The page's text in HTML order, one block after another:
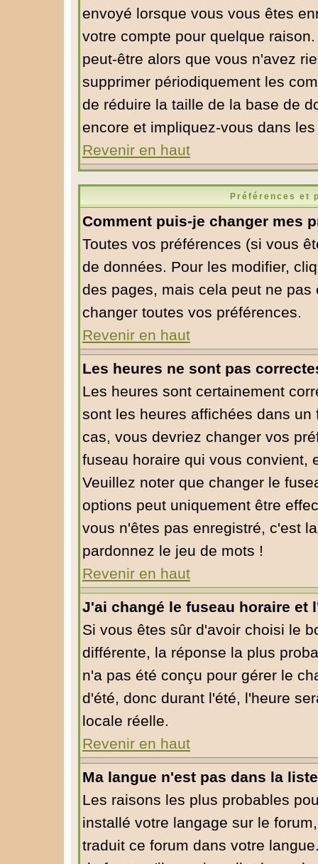
envoyé lorsque vous vous êtes
votre compte pour quelque
peut-être alors que vous n'avez
supprimer périodiquement les
de réduire la taille de la base de
encore et impliquez-vous dans
Revenir en haut
Préférences et
Comment puis-je changer mes
Toutes vos préférences (si vous
de données. Pour les modifier,
des pages, mais cela peut ne
changer toutes vos préférences.
Revenir en haut
Les heures ne sont pas
Les heures sont certainement
sont les heures affichées dans
cas, vous devriez changer vos
fuseau horaire qui vous convient,
Veuillez noter que changer le
options peut uniquement être
vous n'êtes pas enregistré, c'est
pardonnez le jeu de mots !
Revenir en haut
J'ai changé le fuseau horaire
Si vous êtes sûr d'avoir choisi le
différente, la réponse la plus
n'a pas été conçu pour gérer le
d'été, donc durant l'été, l'heure
locale réelle.
Revenir en haut
Ma langue n'est pas dans la
Les raisons les plus probables
installé votre langage sur le
traduit ce forum dans votre